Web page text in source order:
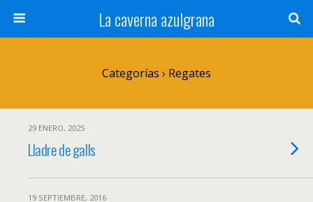
La caverna azulgrana
Categorías › Regates
29 ENERO, 2025
Lladre de galls
19 SEPTIEMBRE, 2016